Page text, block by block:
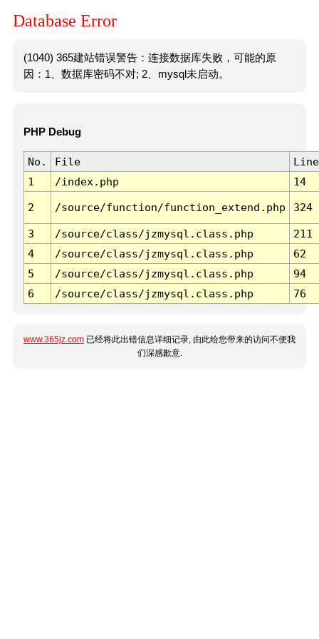
Database Error
(1040) 365建站错误警告：连接数据库失败，可能的原
因：1、数据库密码不对; 2、mysql未启动。
PHP Debug
No. File
Line
1
/index.php 14
2 /source/function/function_extend.php 324
3 /source/class/jzmysql.class.php
211
4
/source/class/jzmysql.class.php
62
5
/source/class/jzmysql.class.php
94
6
/source/class/jzmysql.class.php 76
www.365jz.com 已经将此出错信息详细记录, 由此给您带来的访问不便我
们深感歉意.